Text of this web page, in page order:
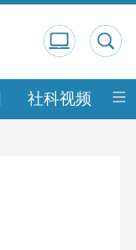
社科视频 中